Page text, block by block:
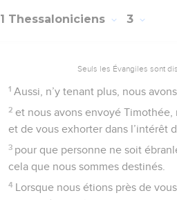
1 Thessaloniciens 3
Seuls les Évangiles sont
1 Aussi, n’y tenant plus, nous
2 et nous avons envoyé Timothée,
et de vous exhorter dans l’intérêt
3 pour que personne ne soit
cela que nous sommes destinés.
4 Lorsque nous étions près de